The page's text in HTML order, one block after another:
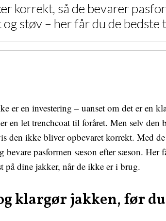
korrekt, så de bevarer
støv – her får du de
er en investering – uanset om det er en
en let trenchcoat til foråret. Men selv den
den ikke bliver opbevaret korrekt. Med
bevare pasformen sæson efter sæson.
på dine jakker, når de ikke er i brug.
klargør jakken, før